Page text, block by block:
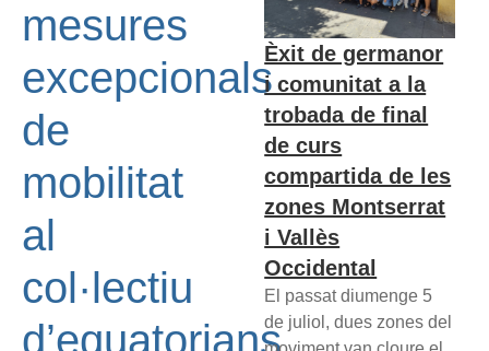
mesures
excepcionals
de
mobilitat
al
col·lectiu
d’equatorians
Èxit de germanor
i comunitat a la
trobada de final
de curs
compartida de les
zones Montserrat
i Vallès
Occidental
El passat diumenge 5
de juliol, dues zones del